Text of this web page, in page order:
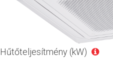
Hűtőteljesítmény (kW)